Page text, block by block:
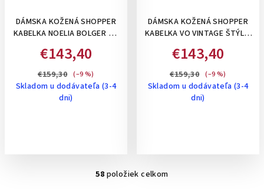
DÁMSKA KOŽENÁ SHOPPER
KABELKA NOELIA BOLGER VO
ČIERNA
€143,40
€159,30 (–9 %)
Skladom u dodávateľa (3-4
dni)
DÁMSKA KOŽENÁ SHOPPER
KABELKA VO VINTAGE ŠTÝLE,
€143,40
€159,30 (–9 %)
Skladom u dodávateľa (3-4
dni)
O
58 položiek celkom